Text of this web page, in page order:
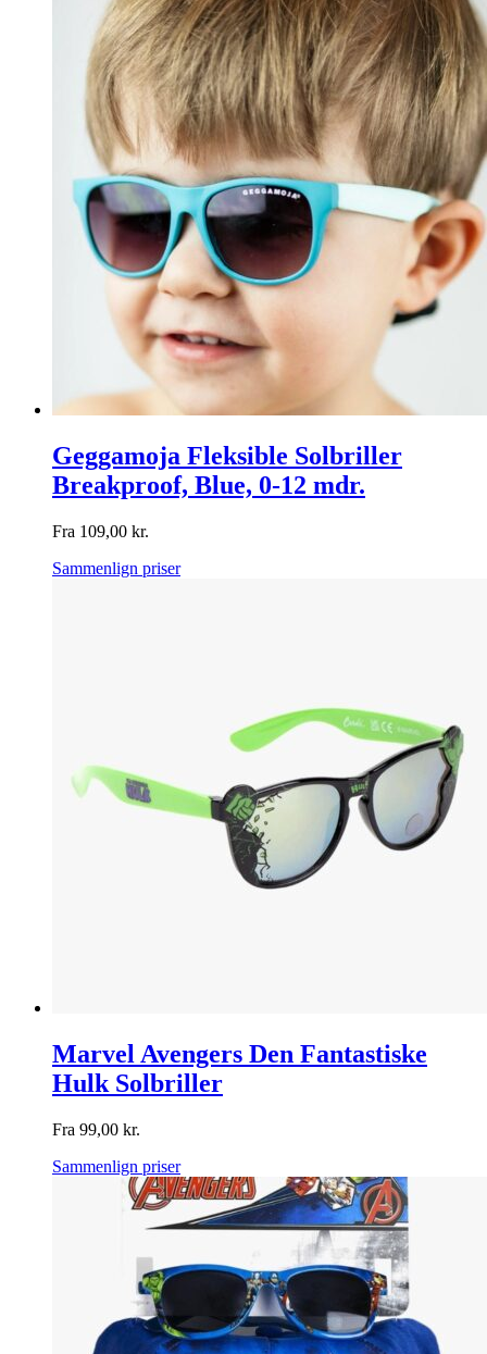
Geggamoja Fleksible Solbriller
Breakproof, Blue, 0-12 mdr.
Fra 109,00 kr.
Sammenlign priser
Marvel Avengers Den Fantastiske
Hulk Solbriller
Fra 99,00 kr.
Sammenlign priser